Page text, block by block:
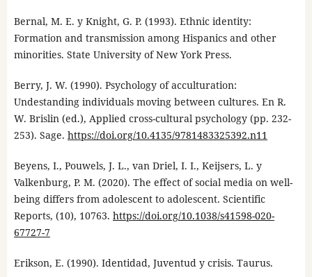
Bernal, M. E. y Knight, G. P. (1993). Ethnic identity:
Formation and transmission among Hispanics and other
minorities. State University of New York Press.
Berry, J. W. (1990). Psychology of acculturation:
Undestanding individuals moving between cultures. En R.
W. Brislin (ed.), Applied cross-cultural psychology (pp. 232-
253). Sage. https://doi.org/10.4135/9781483325392.n11
Beyens, I., Pouwels, J. L., van Driel, I. I., Keijsers, L. y
Valkenburg, P. M. (2020). The effect of social media on well-
being differs from adolescent to adolescent. Scientific
Reports, (10), 10763. https://doi.org/10.1038/s41598-020-
67727-7
Erikson, E. (1990). Identidad, Juventud y crisis. Taurus.